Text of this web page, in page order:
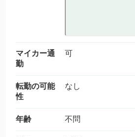
マイカー通
勤
可
転勤の可能
性
なし
年齢 不問